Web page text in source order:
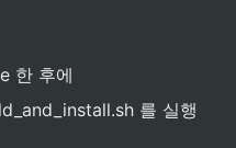
한 후에
를 실행